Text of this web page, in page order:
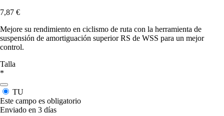
7,87 €
Mejore su rendimiento en ciclismo de ruta con la herramienta de
suspensión de amortiguación superior RS de WSS para un mejor
control.
Talla
*
TU
Este campo es obligatorio
Enviado en 3 días